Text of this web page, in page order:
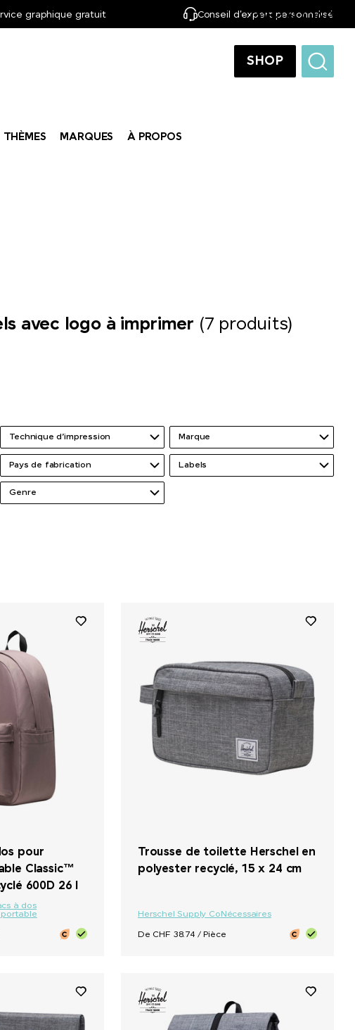
graphique gratuit Conseil d'expert personnalisé
FR
SHOP
THÈMES MARQUES À PROPOS
avec logo à imprimer (7 produits)
Technique d’impression Marque
Pays de fabrication Labels
Genre
pour
Classic™
600D 26 l
à dos
Trousse de toilette Herschel en
polyester recyclé, 15 x 24 cm
Herschel Supply CoNécessaires
De CHF 38.74 / Pièce